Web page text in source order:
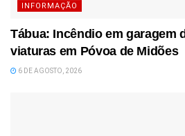
INFORMAÇÃO
Tábua: Incêndio em garagem
viaturas em Póvoa de Midões
6 DE AGOSTO, 2026